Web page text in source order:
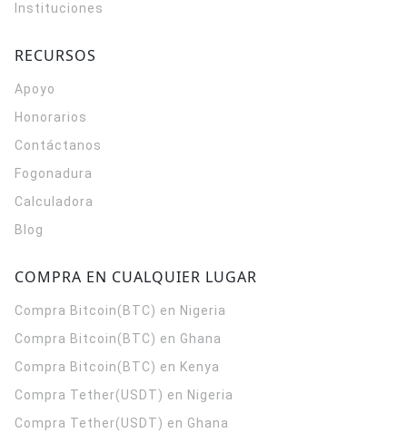
Instituciones
RECURSOS
Apoyo
Honorarios
Contáctanos
Fogonadura
Calculadora
Blog
COMPRA EN CUALQUIER LUGAR
Compra Bitcoin(BTC) en Nigeria
Compra Bitcoin(BTC) en Ghana
Compra Bitcoin(BTC) en Kenya
Compra Tether(USDT) en Nigeria
Compra Tether(USDT) en Ghana